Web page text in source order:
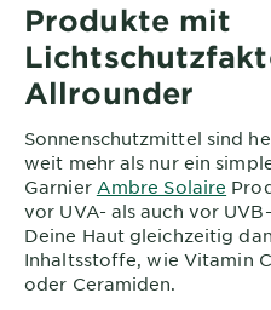
Produkte mit
Allrounder
Sonnenschutzmittel sind
weit mehr als nur ein
Garnier Ambre Solaire
vor UVA- als auch vor
Deine Haut gleichzeitig
Inhaltsstoffe, wie Vitamin
oder Ceramiden.